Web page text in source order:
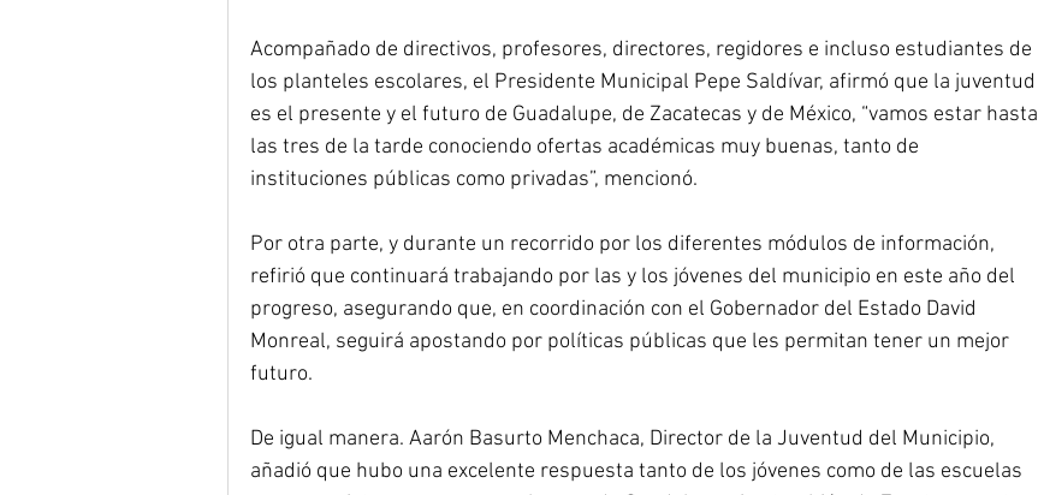
Acompañado de directivos, profesores, directores, regidores e incluso estudiantes de
los planteles escolares, el Presidente Municipal Pepe Saldívar, afirmó que la juventud
es el presente y el futuro de Guadalupe, de Zacatecas y de México, “vamos estar hasta
las tres de la tarde conociendo ofertas académicas muy buenas, tanto de
instituciones públicas como privadas”, mencionó.
Por otra parte, y durante un recorrido por los diferentes módulos de información,
refirió que continuará trabajando por las y los jóvenes del municipio en este año del
progreso, asegurando que, en coordinación con el Gobernador del Estado David
Monreal, seguirá apostando por políticas públicas que les permitan tener un mejor
futuro.
De igual manera. Aarón Basurto Menchaca, Director de la Juventud del Municipio,
añadió que hubo una excelente respuesta tanto de los jóvenes como de las escuelas